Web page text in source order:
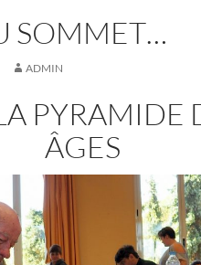
SOMMET…
ADMIN
PYRAMIDE
ÂGES